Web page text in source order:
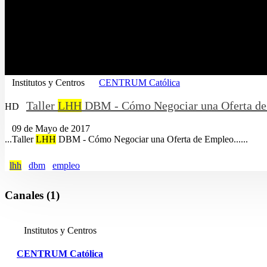
Institutos y Centros CENTRUM Católica
HD Taller LHH DBM - Cómo Negociar una Oferta
09 de Mayo de 2017
...TallerLHH DBM - Cómo Negociar una Oferta de Empleo......
lhh dbm empleo
Canales (1)
Institutos y Centros
CENTRUM Católica